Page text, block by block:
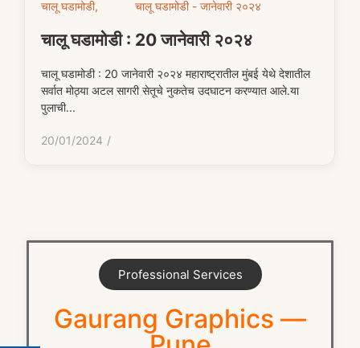
चालू घडामोडी, चालू घडामोडी - जानेवारी २०२४
चालू घडामोडी : 20 जानेवारी २०२४
चालू घडामोडी : 20 जानेवारी २०२४ महाराष्ट्रातील मुंबई येथे देशातील
सर्वात मोठ्या अटल सागरी सेतूचे नुकतेच उदघाटन करण्यात आले.या
पुलाची...
20/01/2024 /
Professional Services
Gaurang Graphics —